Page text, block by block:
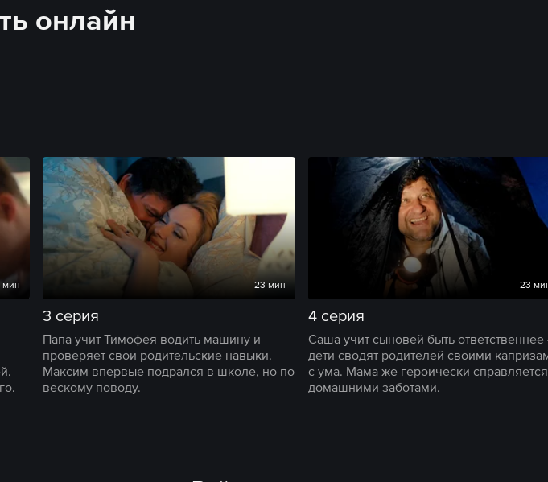
онлайн
мин 23 мин
3 серия
Папа учит Тимофея водить машину и
проверяет свои родительские навыки.
Максим впервые подрался в школе, но по
вескому поводу.
23
4 серия
Саша учит сыновей быть
дети сводят родителей своими
с ума. Мама же героически
домашними заботами.